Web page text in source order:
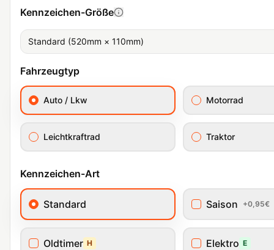
Kennzeichen-Größe
Standard (520mm × 110mm)
Fahrzeugtyp
Auto / Lkw Motorrad
Leichtkraftrad Traktor
Kennzeichen-Art
Standard Saison +0,95€
Oldtimer H Elektro E